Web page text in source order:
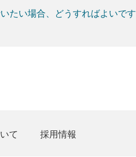
たい場合、どうすればよいです
て 採用情報